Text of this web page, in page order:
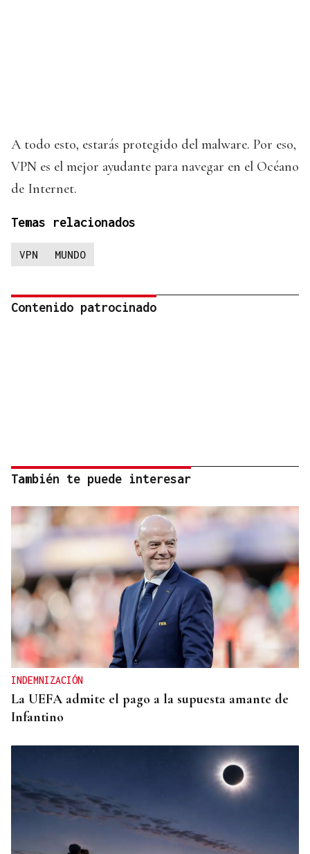
A todo esto, estarás protegido del malware. Por eso,
VPN es el mejor ayudante para navegar en el Océano
de Internet.
Temas relacionados
VPN MUNDO
Contenido patrocinado
También te puede interesar
INDEMNIZACIÓN
La UEFA admite el pago a la supuesta amante de
Infantino